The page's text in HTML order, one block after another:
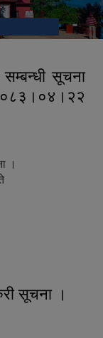
सूचना
।
सूचना ।